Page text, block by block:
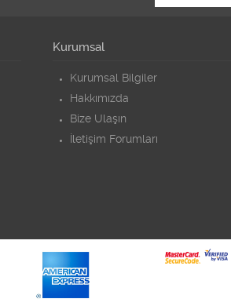
Kurumsal
Kurumsal Bilgiler
Hakkımızda
Bize Ulaşın
İletişim Forumları